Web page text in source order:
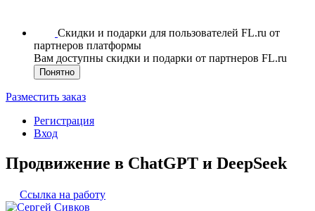
Скидки и подарки для пользователей FL.ru от
партнеров платформы
Вам доступны скидки и подарки от партнеров FL.ru
Понятно
Разместить заказ
Регистрация
Вход
Продвижение в ChatGPT и DeepSeek
Ссылка на работу